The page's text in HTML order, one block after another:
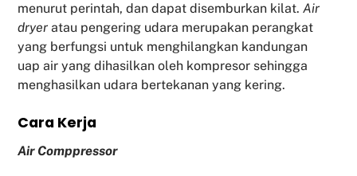
menurut perintah, dan dapat disemburkan kilat.Air
dryer atau pengering udara merupakan perangkat
yang berfungsi untuk menghilangkan kandungan
uap air yang dihasilkan oleh kompresor sehingga
menghasilkan udara bertekanan yang kering.
Cara Kerja
Air Comppressor